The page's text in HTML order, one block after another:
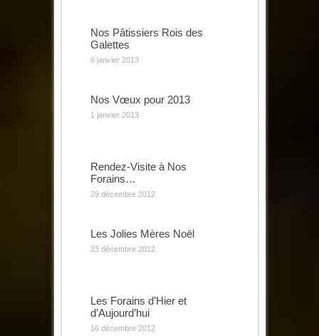
Nos Pâtissiers Rois des
Galettes
6 janvier 2013
Nos Vœux pour 2013
1 janvier 2013
Rendez-Visite à Nos
Forains…
29 décembre 2012
Les Jolies Mères Noël
23 décembre 2012
Les Forains d’Hier et
d’Aujourd’hui
16 décembre 2012